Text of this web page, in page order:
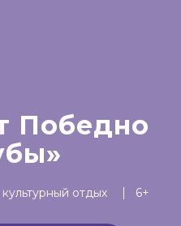
Детям Выставки
Победно
культурный отдых 6+